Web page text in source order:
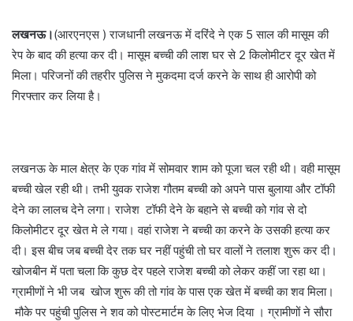
लखनऊ।(आरएनएस ) राजधानी लखनऊ में दरिंदे ने एक 5 साल की मासूम की
रेप के बाद की हत्या कर दी। मासूम बच्ची की लाश घर से 2 किलोमीटर दूर खेत में
मिला। परिजनों की तहरीर पुलिस ने मुकदमा दर्ज करने के साथ ही आरोपी को
गिरफ्तार कर लिया है।
लखनऊ के माल क्षेत्र के एक गांव में सोमवार शाम को पूजा चल रही थी। वही मासूम
बच्ची खेल रही थी। तभी युवक राजेश गौतम बच्ची को अपने पास बुलाया और टॉफी
देने का लालच देने लगा। राजेश टॉफी देने के बहाने से बच्ची को गांव से दो
किलोमीटर दूर खेत मे ले गया। वहां राजेश ने बच्ची का करने के उसकी हत्या कर
दी। इस बीच जब बच्ची देर तक घर नहीं पहुंची तो घर वालों ने तलाश शुरू कर दी।
खोजबीन में पता चला कि कुछ देर पहले राजेश बच्ची को लेकर कहीं जा रहा था।
ग्रामीणों ने भी जब खोज शुरू की तो गांव के पास एक खेत में बच्ची का शव मिला।
मौके पर पहुंची पुलिस ने शव को पोस्टमार्टम के लिए भेज दिया । ग्रामीणों ने सौरा